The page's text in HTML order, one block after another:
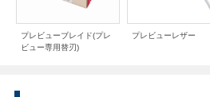
プレビューブレイド(プレ
ビュー専用替刃)
プレビューレザー